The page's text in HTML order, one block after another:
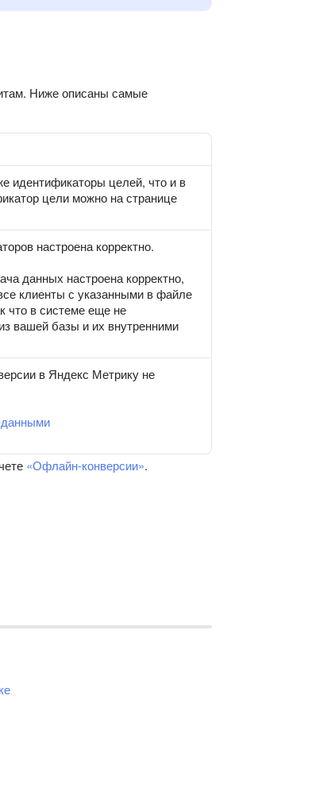
Ниже описаны самые
идентификаторы целей, что и в
цели можно на странице
настроена корректно.
данных настроена корректно,
клиенты с указанными в файле
что в системе еще не
вашей базы и их внутренними
в Яндекс Метрику не
«Офлайн-конверсии».